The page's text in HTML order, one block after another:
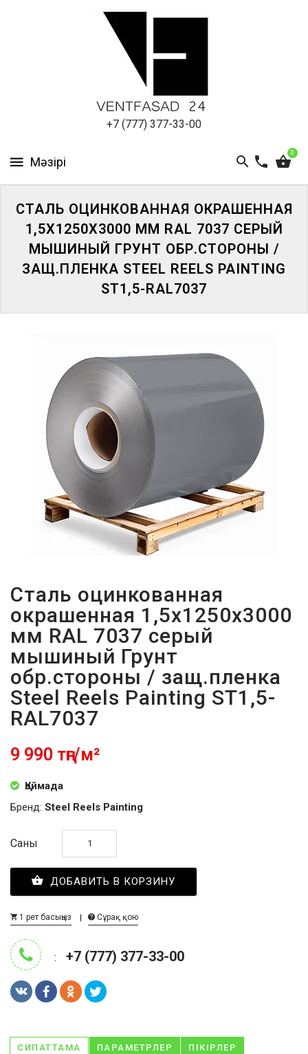
+7 (777) 377-33-00
0
ПАНЕЛИ
ПРОЕКТИРОВАНИЕ
СТАЛЬ ОЦИНКОВАННАЯ ОКРАШЕННАЯ
1,5Х1250Х3000 ММ RAL 7037 СЕРЫЙ
МЫШИНЫЙ ГРУНТ ОБР.СТОРОНЫ /
ЗАЩ.ПЛЕНКА STEEL REELS PAINTING
ST1,5-RAL7037
Сталь оцинкованная
окрашенная 1,5х1250х3000
мм RAL 7037 серый
мышиный Грунт
обр.стороны / защ.пленка
Steel Reels Painting ST1,5-
RAL7037
9 990 тңг/м²
Қоймада
Бренд: Steel Reels Painting
Саны
ДОБАВИТЬ В КОРЗИНУ
1 рет басыңыз Сұрақ қою
: +7 (777) 377-33-00
СИПАТТАМА ПАРАМЕТРЛЕР ПІКІРЛЕР